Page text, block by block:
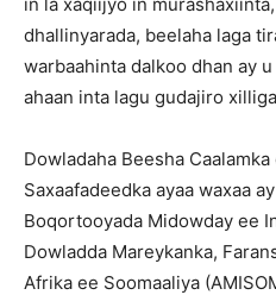
dhallinyarada, beelaha laga
warbaahinta dalkoo dhan ay
ahaan inta lagu gudajiro
Dowladaha Beesha
Saxaafadeedka ayaa waxaa
Boqortooyada Midowday ee
Dowladda Mareykanka,
Afrika ee Soomaaliya